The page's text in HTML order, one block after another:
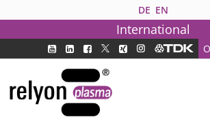
DE EN
International
PLASMATECHNOLOGIE
DBD TECHNOLOGIE